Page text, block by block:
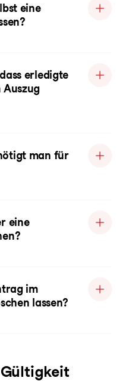
eine
erledigte
man für
eine
im
lassen?